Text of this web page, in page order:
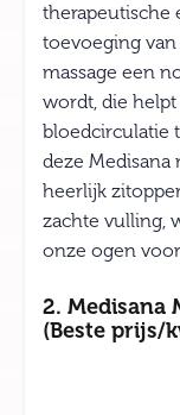
therapeutische
toevoeging
massage een
wordt, die
bloedcirculatie
deze Medisana
heerlijk
zachte vulling,
onze ogen
2. Medisana
(Beste prijs/